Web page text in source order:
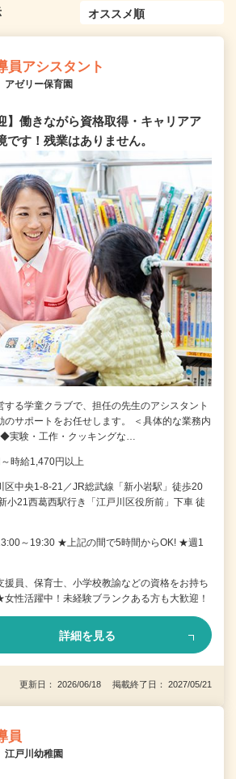
員アシスタント
ゼリー保育園
】働きながら資格取得・キャリアア
です！残業はありません。
する学童クラブで、担任の先生のアシスタント
のサポートをお任せします。 ＜具体的な業務内
実験・工作・クッキングな…
時給1,470円以上
区中央1-8-21／JR総武線「新小岩駅」徒歩20
小21西葛西駅行き「江戸川区役所前」下車 徒
～19:30 ★上記の間で5時間からOK! ★週1
援員、保育士、小学校教諭などの資格をお持ち
性活躍中！未経験ブランクある方も大歓迎！
詳細を見る
更新日： 2026/06/18 掲載終了日： 2027/05/21
員
戸川幼稚園